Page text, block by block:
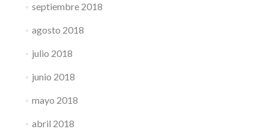
septiembre 2018
agosto 2018
julio 2018
junio 2018
mayo 2018
abril 2018